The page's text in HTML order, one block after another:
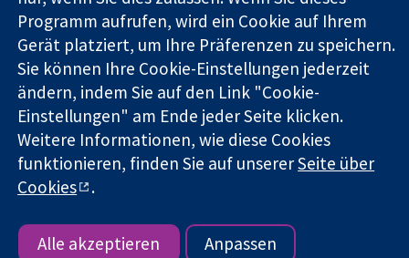
Die Cochrane Collaboration ist eine gemeinützige Organisation
(Nr. 1045921) und in England und in Wales als eine Gesellschaft
mit beschränkter Haftung (Nr. 03044323) registriert.
Umsatzsteuer-Identifikationsnummer GB 718 2127 49.
Copyright © 2026 The Cochrane Collaboration
Bedingungen für die Webseite|Haftungsausschluss|
Datenschutz| Cookie-Richtlinien
Programm aufrufen, wird ein Cookie auf Ihrem
Gerät platziert, um Ihre Präferenzen zu speichern.
Sie können Ihre Cookie-Einstellungen jederzeit
ändern, indem Sie auf den Link "Cookie-
Einstellungen" am Ende jeder Seite klicken.
Weitere Informationen, wie diese Cookies
funktionieren, finden Sie auf unsererSeite über
Cookies
.
Alle akzeptieren Anpassen